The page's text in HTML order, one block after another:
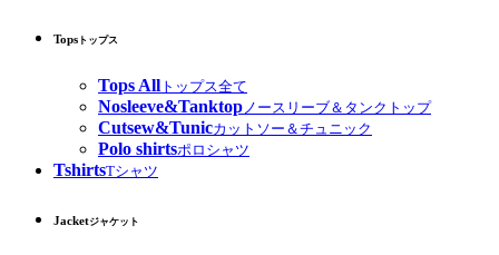
Tops トップス
Tops All トップス全て
Nosleeve&Tanktop ノースリーブ＆タンクトップ
Cutsew&Tunicカットソー＆チュニック
Polo shirtsポロシャツ
TshirtsTシャツ
Jacketジャケット